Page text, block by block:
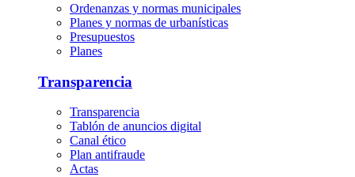
Ordenanzas y normas municipales
Planes y normas de urbanísticas
Presupuestos
Planes
Transparencia
Transparencia
Tablón de anuncios digital
Canal ético
Plan antifraude
Actas